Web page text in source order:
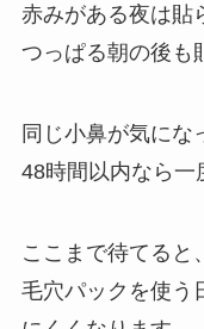
赤みがある夜は貼
つっぱる朝の後も
同じ小鼻が気にな
48時間以内なら一
ここまで待てると、
毛穴パックを使う